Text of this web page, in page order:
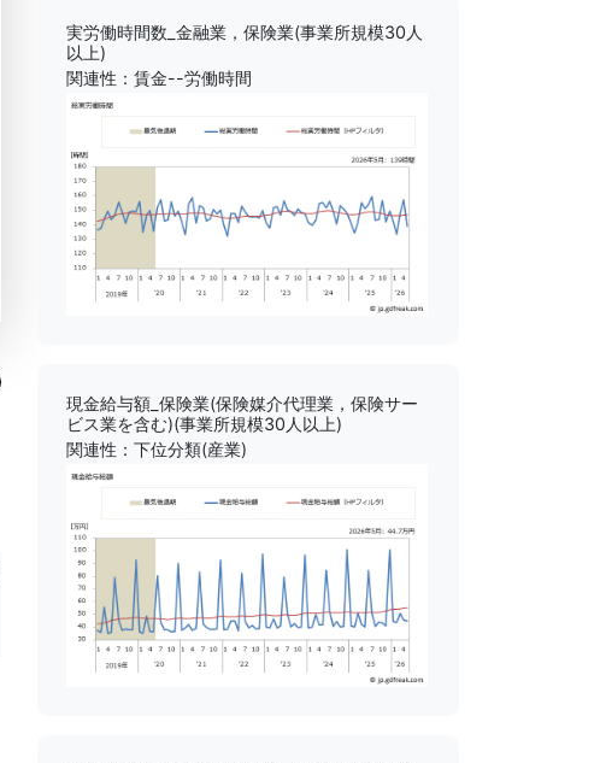
実労働時間数_金融業，保険業(事業所規模30人
以上)
関連性：賃金--労働時間
現金給与額_保険業(保険媒介代理業，保険サー
ビス業を含む)(事業所規模30人以上)
関連性：下位分類(産業)